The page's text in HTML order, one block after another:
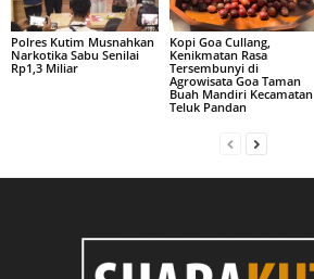
Polres Kutim Musnahkan
Narkotika Sabu Senilai
Rp1,3 Miliar
Kopi Goa Cullang,
Kenikmatan Rasa
Tersembunyi di
Agrowisata Goa Taman
Buah Mandiri Kecamatan
Teluk Pandan